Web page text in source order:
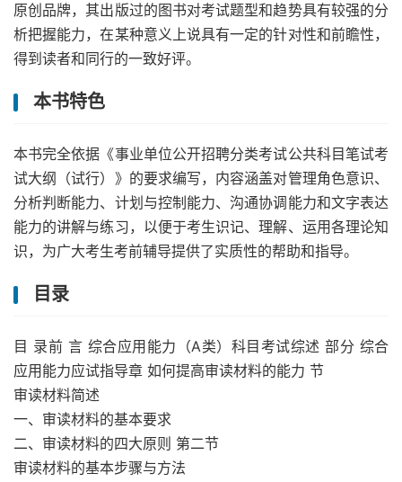
原创品牌，其出版过的图书对考试题型和趋势具有较强的分
析把握能力，在某种意义上说具有一定的针对性和前瞻性，
得到读者和同行的一致好评。
本书特色
本书完全依据《事业单位公开招聘分类考试公共科目笔试考
试大纲（试行）》的要求编写，内容涵盖对管理角色意识、
分析判断能力、计划与控制能力、沟通协调能力和文字表达
能力的讲解与练习，以便于考生识记、理解、运用各理论知
识，为广大考生考前辅导提供了实质性的帮助和指导。
目录
目 录前 言 综合应用能力（A类）科目考试综述 部分 综合
应用能力应试指导章 如何提高审读材料的能力 节
审读材料简述
一、审读材料的基本要求
二、审读材料的四大原则 第二节
审读材料的基本步骤与方法